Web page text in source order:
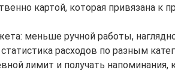
картой, которая привязана к
меньше ручной работы,
расходов по разным
лимит и получать напоминания,